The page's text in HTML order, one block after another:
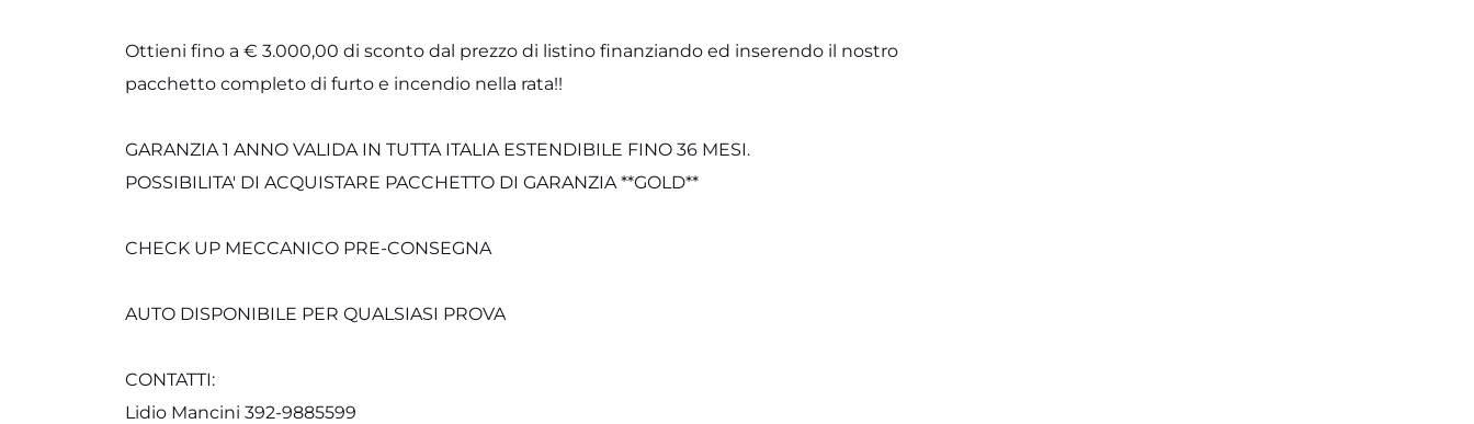
Ottieni fino a € 3.000,00 di sconto dal prezzo di listino finanziando ed inserendo il nostro
pacchetto completo di furto e incendio nella rata!!
GARANZIA 1 ANNO VALIDA IN TUTTA ITALIA ESTENDIBILE FINO 36 MESI.
POSSIBILITA' DI ACQUISTARE PACCHETTO DI GARANZIA **GOLD**
CHECK UP MECCANICO PRE-CONSEGNA
AUTO DISPONIBILE PER QUALSIASI PROVA
CONTATTI:
Lidio Mancini 392-9885599